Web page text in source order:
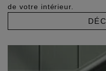
de votre intérieur.